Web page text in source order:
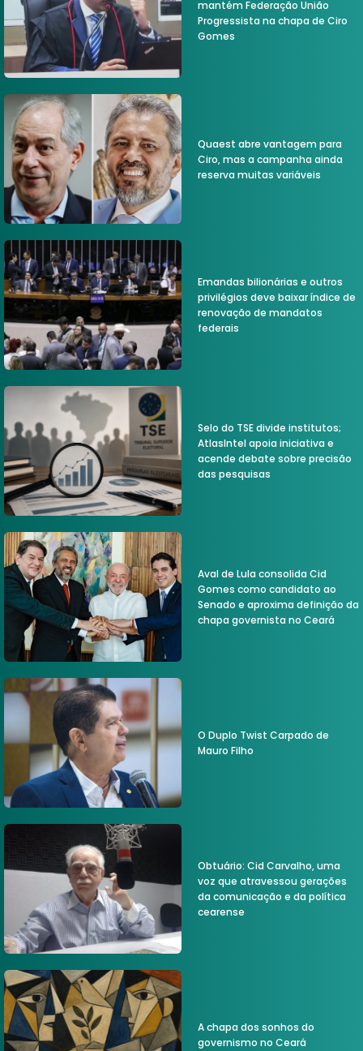
mantém Federação União
Progressista na chapa de Ciro
Gomes
Quaest abre vantagem para
Ciro, mas a campanha ainda
reserva muitas variáveis
Emandas bilionárias e outros
privilégios deve baixar índice de
renovação de mandatos
federais
Selo do TSE divide institutos;
AtlasIntel apoia iniciativa e
acende debate sobre precisão
das pesquisas
Aval de Lula consolida Cid
Gomes como candidato ao
Senado e aproxima definição da
chapa governista no Ceará
O Duplo Twist Carpado de
Mauro Filho
Obtuário: Cid Carvalho, uma
voz que atravessou gerações
da comunicação e da política
cearense
A chapa dos sonhos do
governismo no Ceará